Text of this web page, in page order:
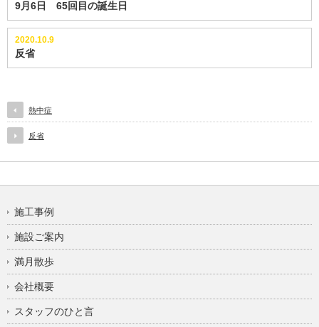
9月6日 65回目の誕生日
2020.10.9
反省
熱中症
反省
施工事例
施設ご案内
満月散歩
会社概要
スタッフのひと言